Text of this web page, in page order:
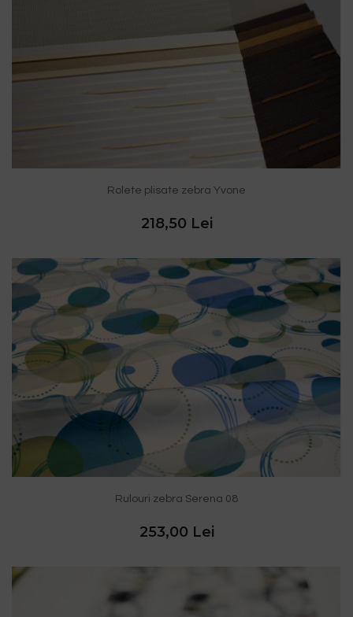
Rolete plisate zebra Yvone
218,50 Lei
Rulouri zebra Serena 08
253,00 Lei